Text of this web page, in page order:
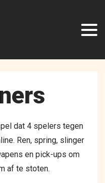
dat 4 spelers tegen
Ren, spring, slinger
en pick-ups om
af te stoten.